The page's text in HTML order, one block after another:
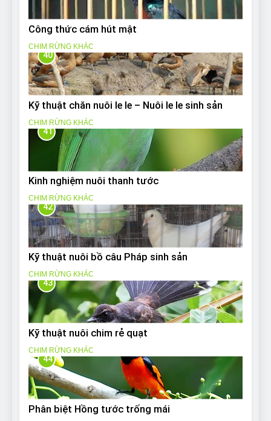
Công thức cám hút mật
CHIM RỪNG KHÁC
40
Kỹ thuật chăn nuôi le le – Nuôi le le sinh sản
CHIM RỪNG KHÁC
41
Kinh nghiệm nuôi thanh tước
CHIM RỪNG KHÁC
42
Kỹ thuật nuôi bồ câu Pháp sinh sản
CHIM RỪNG KHÁC
43
Kỹ thuật nuôi chim rẻ quạt
CHIM RỪNG KHÁC
44
Phân biệt Hồng tước trống mái